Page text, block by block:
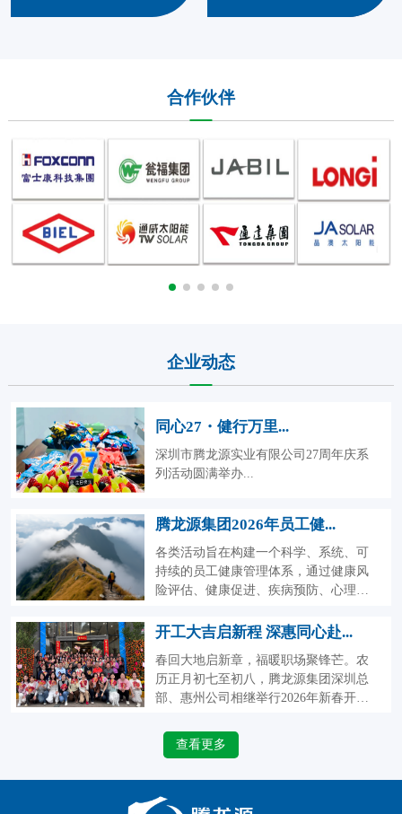
合作伙伴
企业动态
同心27・健行万里...
深圳市腾龙源实业有限公司27周年庆系
列活动圆满举办...
腾龙源集团2026年员工健...
各类活动旨在构建一个科学、系统、可
持续的员工健康管理体系，通过健康风
险评估、健康促进、疾病预防、心理健
开工大吉启新程 深惠同心赴...
春回大地启新章，福暖职场聚锋芒。农
历正月初七至初八，腾龙源集团深圳总
部、惠州公司相继举行2026年新春开工
查看更多